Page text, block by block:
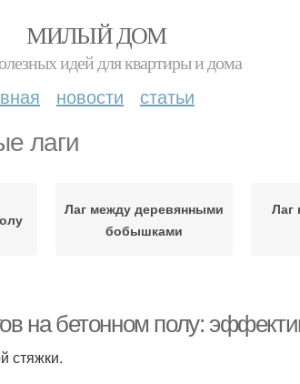
МИЛЫЙ ДОМ
идей для квартиры и дома
новости статьи
лаги
Лаг между деревянными
бобышками
Лаг
на бетонном полу:
стяжки.